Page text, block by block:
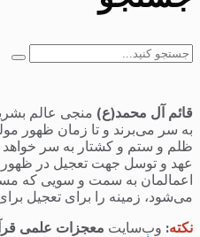
جستجو
قائم آل محمد(ع) منجی عالم
به سر می‌برند و تا زمان ظهور
ظلم و ستم و کشتار به سر خواهد
عهد و توسل جهت تعجیل در
اعمالمان به سمت و سویی که
می‌شود، زمینه را برای تعجیل
نکته: وب‌سایت معجزات علمی